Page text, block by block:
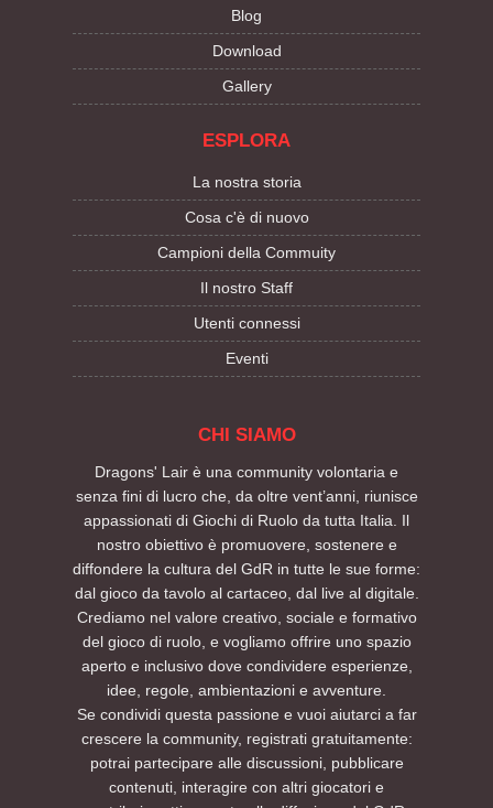
Blog
Download
Gallery
ESPLORA
La nostra storia
Cosa c'è di nuovo
Campioni della Commuity
Il nostro Staff
Utenti connessi
Eventi
CHI SIAMO
Dragons' Lair è una community volontaria e
senza fini di lucro che, da oltre vent’anni, riunisce
appassionati di Giochi di Ruolo da tutta Italia. Il
nostro obiettivo è promuovere, sostenere e
diffondere la cultura del GdR in tutte le sue forme:
dal gioco da tavolo al cartaceo, dal live al digitale.
Crediamo nel valore creativo, sociale e formativo
del gioco di ruolo, e vogliamo offrire uno spazio
aperto e inclusivo dove condividere esperienze,
idee, regole, ambientazioni e avventure.
Se condividi questa passione e vuoi aiutarci a far
crescere la community, registrati gratuitamente:
potrai partecipare alle discussioni, pubblicare
contenuti, interagire con altri giocatori e